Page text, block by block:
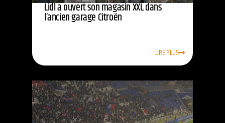
Lidl a ouvert son magasin XXL dans
l’ancien garage Citroën
LIRE PLUS